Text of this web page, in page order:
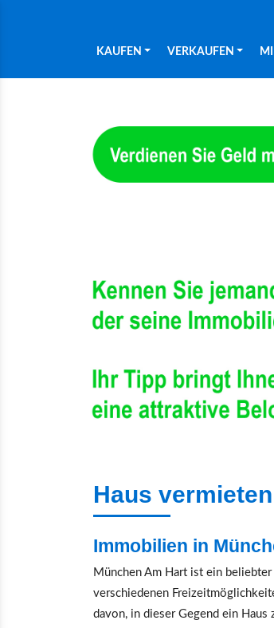
KAUFEN VERKAUFEN
Haus
Immobilien in
München Am Hart ist ein
verschiedenen
davon, in dieser Gegend ein